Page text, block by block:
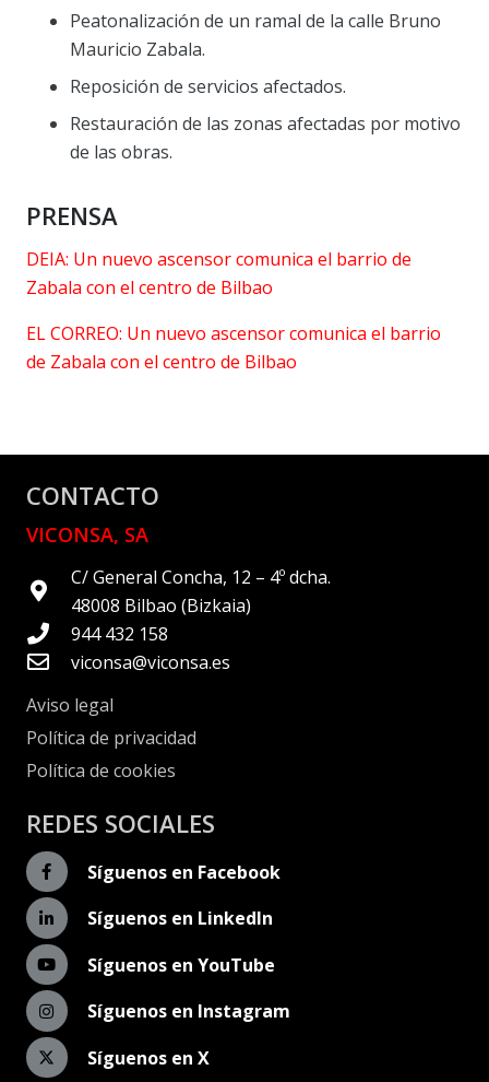
Peatonalización de un ramal de la calle Bruno
Mauricio Zabala.
Reposición de servicios afectados.
Restauración de las zonas afectadas por motivo
de las obras.
PRENSA
DEIA: Un nuevo ascensor comunica el barrio de
Zabala con el centro de Bilbao
EL CORREO: Un nuevo ascensor comunica el barrio
de Zabala con el centro de Bilbao
CONTACTO
VICONSA, SA
C/ General Concha, 12 – 4º dcha.
48008 Bilbao (Bizkaia)
944 432 158
viconsa@viconsa.es
Aviso legal
Política de privacidad
Política de cookies
REDES SOCIALES
Síguenos en Facebook
Síguenos en LinkedIn
Síguenos en YouTube
Síguenos en Instagram
Síguenos en X